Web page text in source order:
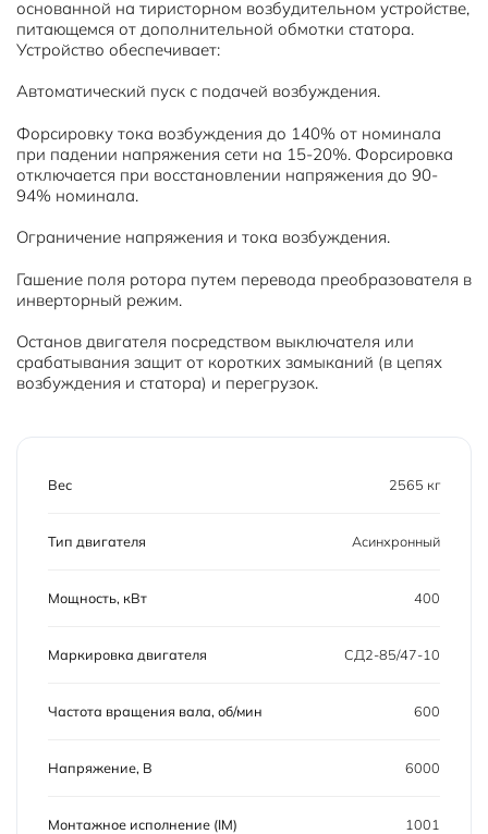
основанной на тиристорном возбудительном устройстве,
питающемся от дополнительной обмотки статора.
Устройство обеспечивает:
Автоматический пуск с подачей возбуждения.
Форсировку тока возбуждения до 140% от номинала
при падении напряжения сети на 15-20%. Форсировка
отключается при восстановлении напряжения до 90-
94% номинала.
Ограничение напряжения и тока возбуждения.
Гашение поля ротора путем перевода преобразователя в
инверторный режим.
Останов двигателя посредством выключателя или
срабатывания защит от коротких замыканий (в цепях
возбуждения и статора) и перегрузок.
Вес 2565 кг
Тип двигателя Асинхронный
Мощность, кВт 400
Маркировка двигателя СД2-85/47-10
Частота вращения вала, об/мин 600
Напряжение, В 6000
Монтажное исполнение (IM) 1001